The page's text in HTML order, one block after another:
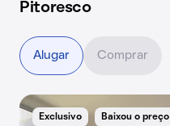
Pitoresco
Exclusivo Baixou o preço
Alugar Comprar